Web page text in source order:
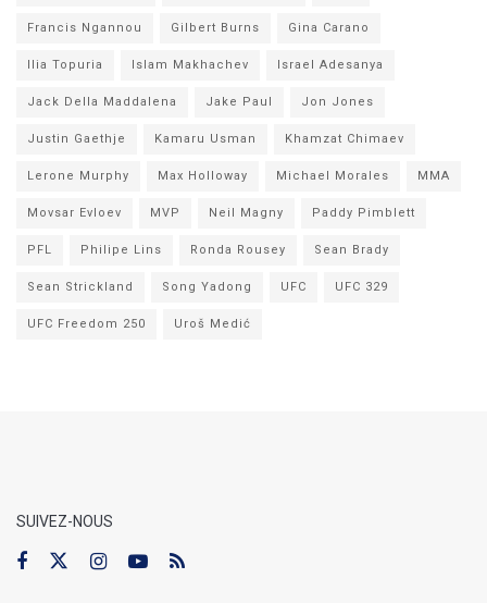
Francis Ngannou Gilbert Burns Gina Carano
Ilia Topuria Islam Makhachev Israel Adesanya
Jack Della Maddalena Jake Paul Jon Jones
Justin Gaethje Kamaru Usman Khamzat Chimaev
Lerone Murphy Max Holloway Michael Morales MMA
Movsar Evloev MVP Neil Magny Paddy Pimblett
PFL Philipe Lins Ronda Rousey Sean Brady
Sean Strickland Song Yadong UFC UFC 329
UFC Freedom 250 Uroš Medić
SUIVEZ-NOUS